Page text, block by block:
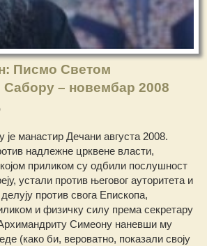
Писмо Светом
Сабору – новембар 2008
је манастир Дечани августа 2008.
надлежне црквене власти,
приликом су одбили послушност
устали против његовог ауторитета и
против свога Епископа,
и физичку силу према секретару
Симеону наневши му
(како би, вероватно, показали своју